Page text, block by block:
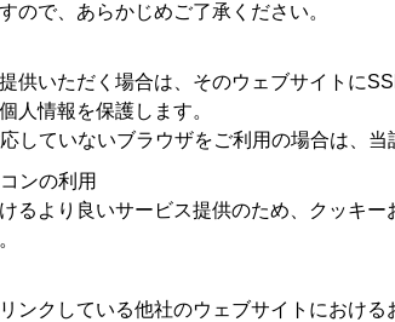
ので、あらかじめご了承ください。
供いただく場合は、そのウェブサイトに
人情報を保護します。
していないブラウザをご利用の場合は、
ンの利用
るより良いサービス提供のため、クッキ
ンクしている他社のウェブサイトにおけ